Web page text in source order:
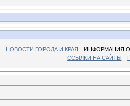
НОВОСТИ ГОРОДА И КРАЯ
ИНФОРМАЦИЯ
ССЫЛКИ НА САЙТЫ